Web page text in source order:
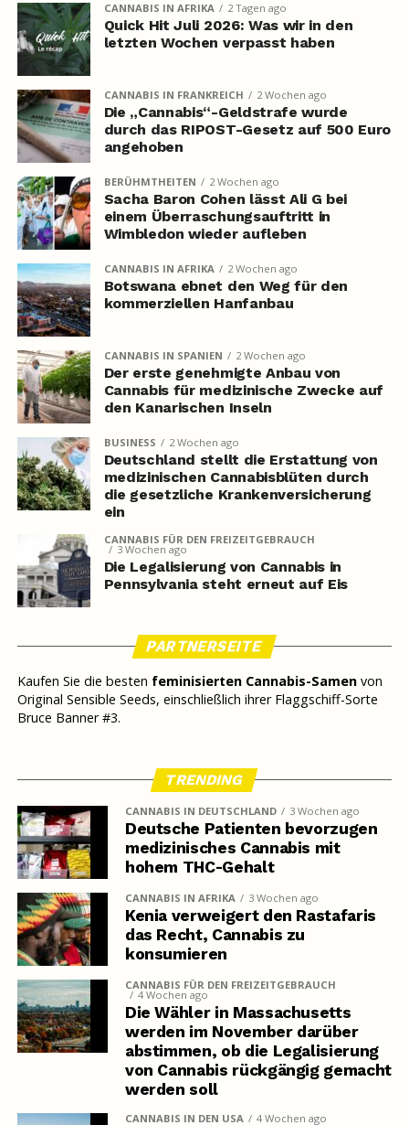
CANNABIS IN AFRIKA 2 Tagen ago
Quick Hit Juli 2026: Was wir in den
letzten Wochen verpasst haben
CANNABIS IN FRANKREICH 2 Wochen ago
Die „Cannabis“-Geldstrafe wurde
durch das RIPOST-Gesetz auf 500 Euro
angehoben
BERÜHMTHEITEN 2 Wochen ago
Sacha Baron Cohen lässt Ali G bei
einem Überraschungsauftritt in
Wimbledon wieder aufleben
CANNABIS IN AFRIKA 2 Wochen ago
Botswana ebnet den Weg für den
kommerziellen Hanfanbau
CANNABIS IN SPANIEN 2 Wochen ago
Der erste genehmigte Anbau von
Cannabis für medizinische Zwecke auf
den Kanarischen Inseln
BUSINESS 2 Wochen ago
Deutschland stellt die Erstattung von
medizinischen Cannabisblüten durch
die gesetzliche Krankenversicherung
ein
CANNABIS FÜR DEN FREIZEITGEBRAUCH
3 Wochen ago
Die Legalisierung von Cannabis in
Pennsylvania steht erneut auf Eis
PARTNERSEITE
Kaufen Sie die besten feminisierten Cannabis-Samenvon
Original Sensible Seeds, einschließlich ihrer Flaggschiff-Sorte
Bruce Banner #3.
TRENDING
CANNABIS IN DEUTSCHLAND 3 Wochen ago
Deutsche Patienten bevorzugen
medizinisches Cannabis mit
hohem THC-Gehalt
CANNABIS IN AFRIKA 3 Wochen ago
Kenia verweigert den Rastafaris
das Recht, Cannabis zu
konsumieren
CANNABIS FÜR DEN FREIZEITGEBRAUCH
4 Wochen ago
Die Wähler in Massachusetts
werden im November darüber
abstimmen, ob die Legalisierung
von Cannabis rückgängig gemacht
werden soll
CANNABIS IN DEN USA 4 Wochen ago